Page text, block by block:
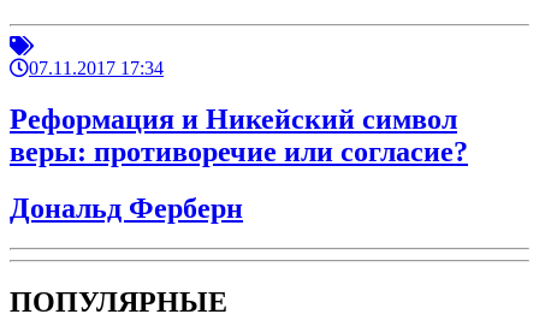
07.11.2017 17:34
Реформация и Никейский символ
веры: противоречие или согласие?
Дональд Ферберн
ПОПУЛЯРНЫЕ